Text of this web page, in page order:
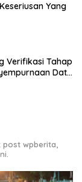
Yang
Verifikasi Tahap
Data
wpberita,